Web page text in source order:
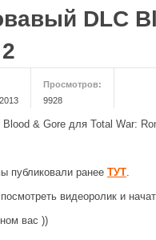
DLC
Просмотров:
9928
публиковали ранее ТУТ.
видеоролик и
вас ))